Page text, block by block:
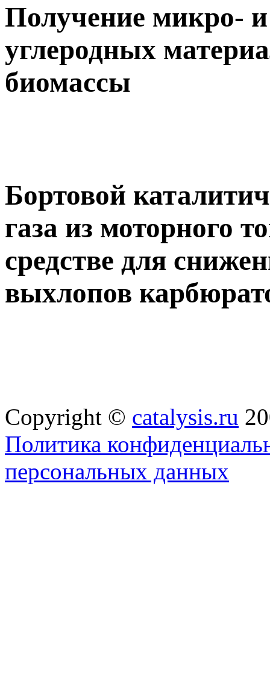
Получение микро-
углеродных
биомассы
Бортовой
газа из моторного
средстве для
выхлопов
Copyright © catalysis.ru
Политика
персональных данных